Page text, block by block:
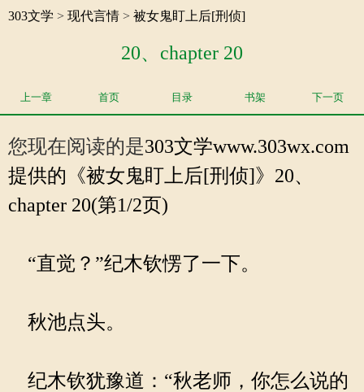
303文学 > 现代言情 > 被女鬼盯上后[刑侦]
20、chapter 20
上一章 首页 目录 书架 下一页
您现在阅读的是303文学www.303wx.com
提供的《被女鬼盯上后[刑侦]》20、
chapter 20(第1/2页)
“直觉？”纪木钦愣了一下。
秋池点头。
纪木钦犹豫道：“秋老师，你怎么说的